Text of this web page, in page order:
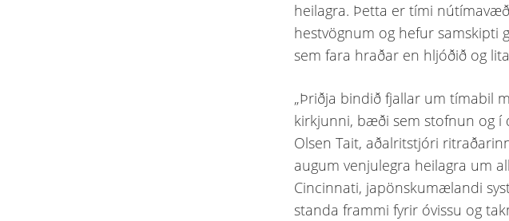
heilagra. Þetta er tími
hestvögnum og hefur samskipti
sem fara hraðar en hljóðið og
„Þriðja bindið fjallar um tímabil
kirkjunni, bæði sem stofnun og í
Olsen Tait, aðalritstjóri
augum venjulegra heilagra um
Cincinnati, japönskumælandi
standa frammi fyrir óvissu og